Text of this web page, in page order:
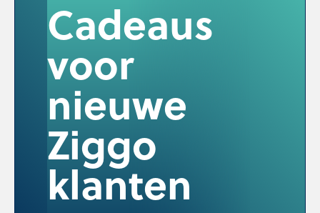
Cadeaus
voor
nieuwe
Ziggo
klanten